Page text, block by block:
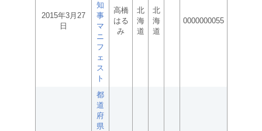
2015年3月27
日
知
事
マ
ニ
フ
ェ
ス
ト
高橋
はる
み
北
海
道
北
海
道
0000000055
都
道
府
県